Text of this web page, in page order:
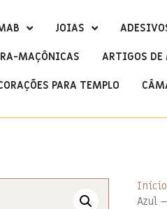
JOIAS
MAÇÔNICAS ARTIGOS
PARA TEMPLO
Início
Azul